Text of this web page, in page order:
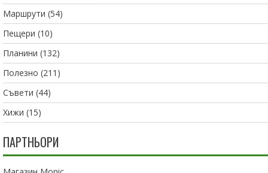
Маршрути (54)
Пещери (10)
Планини (132)
Полезно (211)
Съвети (44)
Хижи (15)
ПАРТНЬОРИ